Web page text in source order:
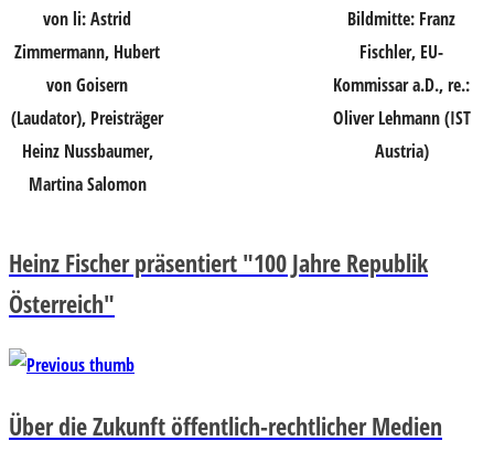
von li: Astrid
Zimmermann, Hubert
von Goisern
(Laudator), Preisträger
Heinz Nussbaumer,
Martina Salomon
Bildmitte: Franz
Fischler, EU-
Kommissar a.D., re.:
Oliver Lehmann (IST
Austria)
Heinz Fischer präsentiert "100 Jahre Republik
Österreich"
Über die Zukunft öffentlich-rechtlicher Medien